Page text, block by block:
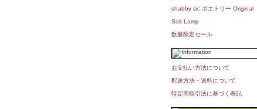
shabby sic ポエトリー Original
Salt Lamp
数量限定セール
お支払い方法について
配送方法・送料について
特定商取引法に基づく表記